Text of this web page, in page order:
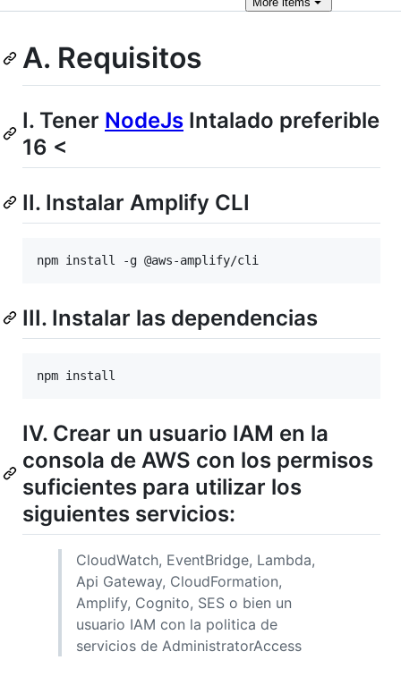
A. Requisitos
I. Tener NodeJs Intalado preferible
16 <
II. Instalar Amplify CLI
npm install -g @aws-amplify/cli
III. Instalar las dependencias
npm install
IV. Crear un usuario IAM en la
consola de AWS con los permisos
suficientes para utilizar los
siguientes servicios:
CloudWatch, EventBridge, Lambda,
Api Gateway, CloudFormation,
Amplify, Cognito, SES o bien un
usuario IAM con la politica de
servicios de AdministratorAccess